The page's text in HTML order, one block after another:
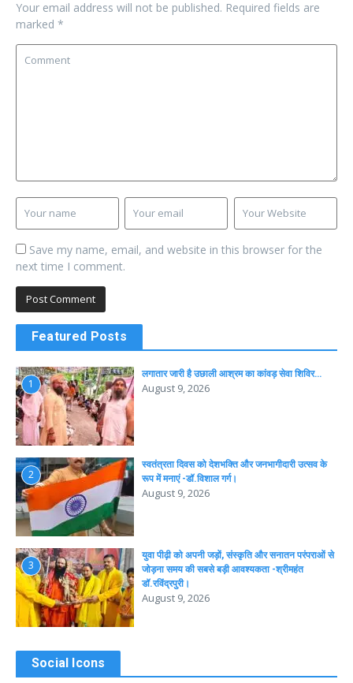
Your email address will not be published. Required fields are
marked *
Save my name, email, and website in this browser for the
next time I comment.
Featured Posts
1
लगातार जारी है उछाली आश्रम का कांवड़ सेवा शिविर…
August 9, 2026
2
स्वतंत्रता दिवस को देशभक्ति और जनभागीदारी उत्सव के
रूप में मनाएं -डॉ.विशाल गर्ग।
August 9, 2026
3
युवा पीढ़ी को अपनी जड़ों, संस्कृति और सनातन परंपराओं से
जोड़ना समय की सबसे बड़ी आवश्यकता -श्रीमहंत
डॉ.रविंद्रपुरी।
August 9, 2026
Social Icons